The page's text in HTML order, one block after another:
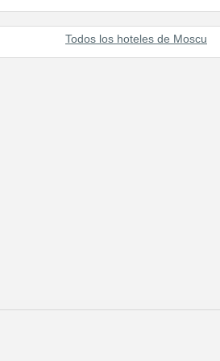
Todos los hoteles de Moscu